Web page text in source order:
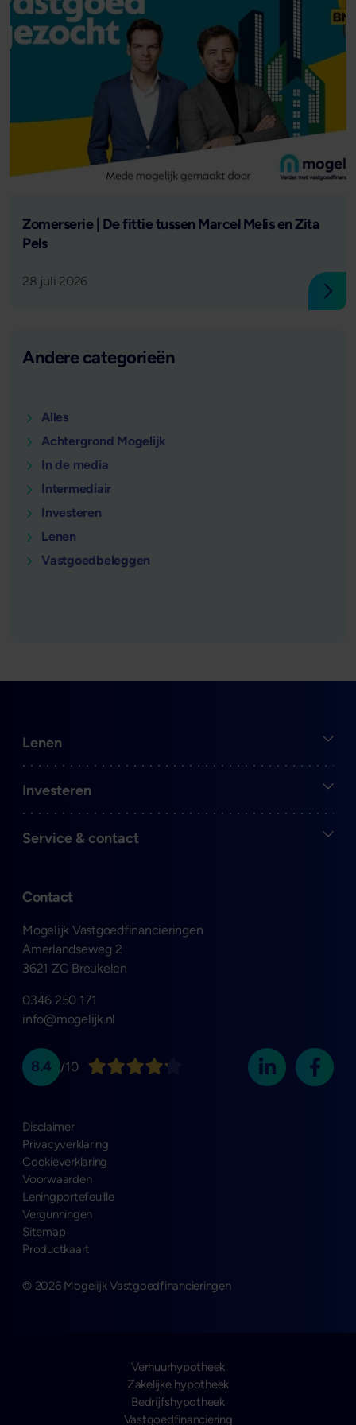
Lees verder
Zomerserie | De fittie tussen Marcel Melis en Zita
Pels
28 juli 2026
Andere categorieën
Alles
Achtergrond Mogelijk
In de media
Intermediair
Investeren
Lenen
Vastgoedbeleggen
Contact
Mogelijk Vastgoedfinancieringen
Amerlandseweg 2
3621 ZC Breukelen
0346 250 171
info@mogelijk.nl
Open
Lenen
Open
Investeren
Open
Service & contact
8.4 /10
© 2026 Mogelijk Vastgoedfinancieringen
Disclaimer
Privacyverklaring
Cookieverklaring
Voorwaarden
Leningportefeuille
Vergunningen
Sitemap
Productkaart
Verhuurhypotheek
Zakelijke hypotheek
Bedrijfshypotheek
Vastgoedfinanciering